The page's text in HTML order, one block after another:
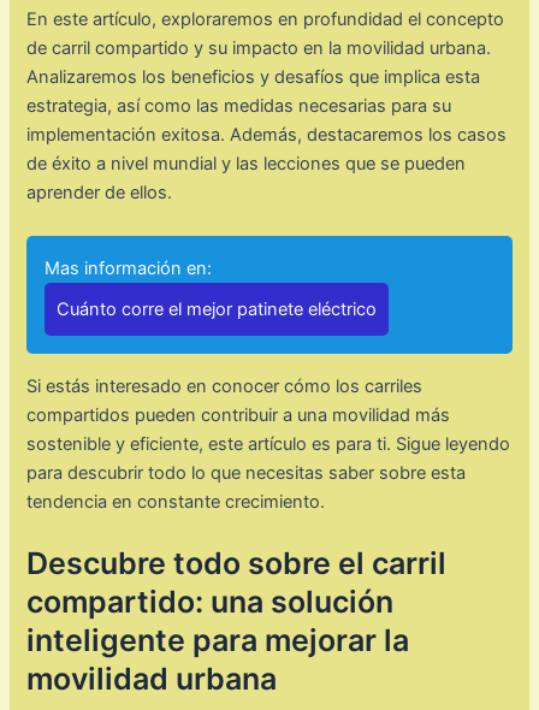
En este artículo, exploraremos en profundidad el concepto
de carril compartido y su impacto en la movilidad urbana.
Analizaremos los beneficios y desafíos que implica esta
estrategia, así como las medidas necesarias para su
implementación exitosa. Además, destacaremos los casos
de éxito a nivel mundial y las lecciones que se pueden
aprender de ellos.
Mas información en:
Cuánto corre el mejor patinete eléctrico
Si estás interesado en conocer cómo los carriles
compartidos pueden contribuir a una movilidad más
sostenible y eficiente, este artículo es para ti. Sigue leyendo
para descubrir todo lo que necesitas saber sobre esta
tendencia en constante crecimiento.
Descubre todo sobre el carril
compartido: una solución
inteligente para mejorar la
movilidad urbana